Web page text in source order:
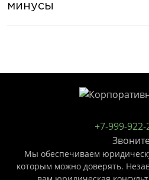
минусы
+7-999-922-
Мы обеспечиваем
которым можно доверять.